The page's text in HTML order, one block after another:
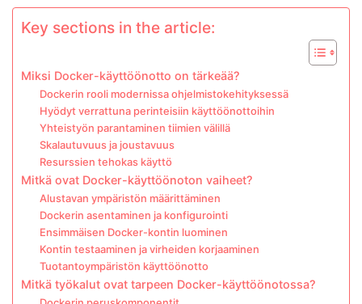
Key sections in the article:
Miksi Docker-käyttöönotto on tärkeää?
Dockerin rooli modernissa ohjelmistokehityksessä
Hyödyt verrattuna perinteisiin käyttöönottoihin
Yhteistyön parantaminen tiimien välillä
Skalautuvuus ja joustavuus
Resurssien tehokas käyttö
Mitkä ovat Docker-käyttöönoton vaiheet?
Alustavan ympäristön määrittäminen
Dockerin asentaminen ja konfigurointi
Ensimmäisen Docker-kontin luominen
Kontin testaaminen ja virheiden korjaaminen
Tuotantoympäristön käyttöönotto
Mitkä työkalut ovat tarpeen Docker-käyttöönotossa?